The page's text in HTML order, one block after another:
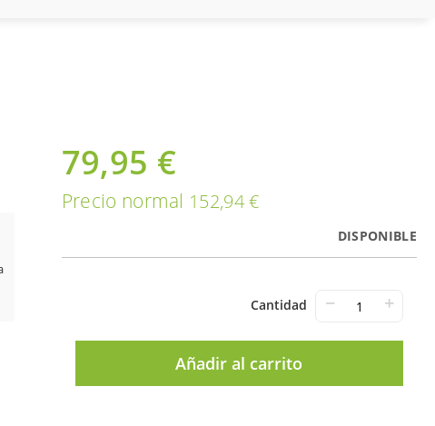
Oferta
79,95 €
Precio normal 152,94 €
DISPONIBLE
Cantidad − +
Añadir al carrito